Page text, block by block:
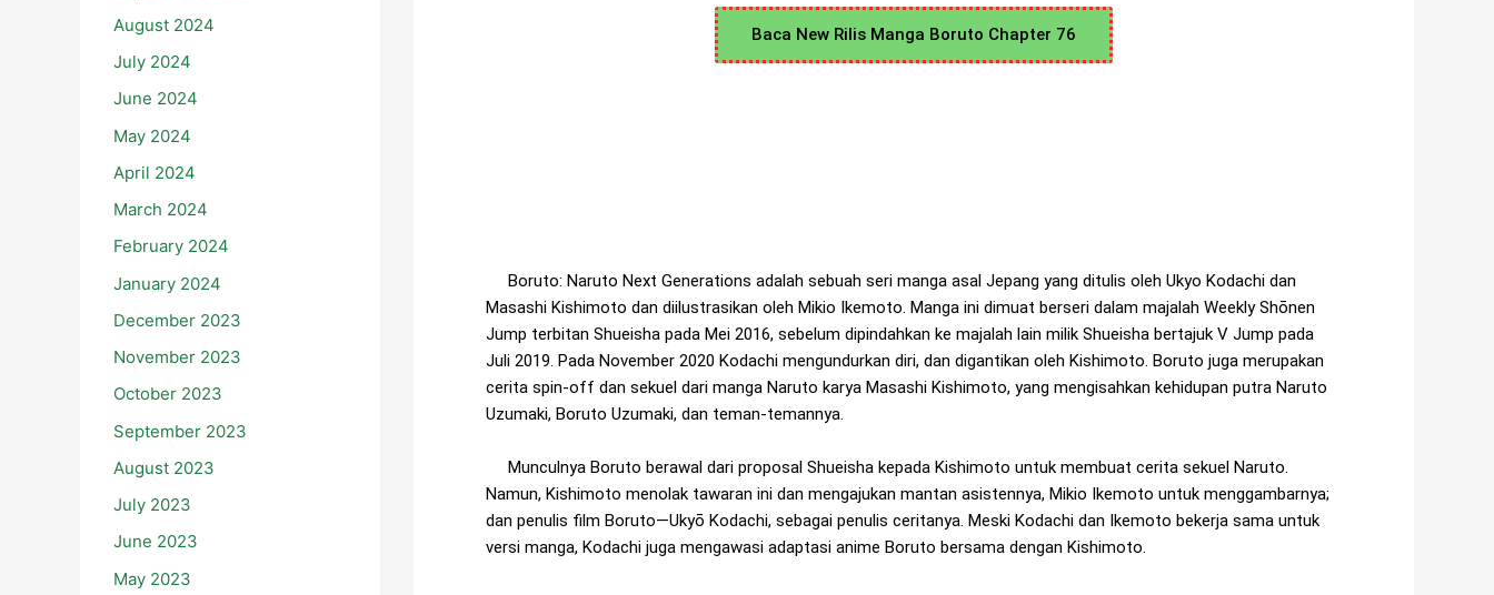
August 2024
July 2024
June 2024
May 2024
April 2024
March 2024
February 2024
January 2024
December 2023
November 2023
October 2023
September 2023
August 2023
July 2023
June 2023
May 2023
Baca New Rilis Manga Boruto Chapter 76
Boruto: Naruto Next Generations adalah sebuah seri manga asal Jepang yang ditulis oleh Ukyo Kodachi dan
Masashi Kishimoto dan diilustrasikan oleh Mikio Ikemoto. Manga ini dimuat berseri dalam majalah Weekly Shōnen
Jump terbitan Shueisha pada Mei 2016, sebelum dipindahkan ke majalah lain milik Shueisha bertajuk V Jump pada
Juli 2019. Pada November 2020 Kodachi mengundurkan diri, dan digantikan oleh Kishimoto. Boruto juga merupakan
cerita spin-off dan sekuel dari manga Naruto karya Masashi Kishimoto, yang mengisahkan kehidupan putra Naruto
Uzumaki, Boruto Uzumaki, dan teman-temannya.
Munculnya Boruto berawal dari proposal Shueisha kepada Kishimoto untuk membuat cerita sekuel Naruto.
Namun, Kishimoto menolak tawaran ini dan mengajukan mantan asistennya, Mikio Ikemoto untuk menggambarnya;
dan penulis film Boruto—Ukyō Kodachi, sebagai penulis ceritanya. Meski Kodachi dan Ikemoto bekerja sama untuk
versi manga, Kodachi juga mengawasi adaptasi anime Boruto bersama dengan Kishimoto.